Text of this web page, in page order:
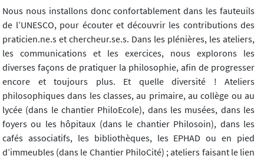
Nous nous installons donc confortablement dans les fauteuils
de l’UNESCO, pour écouter et découvrir les contributions des
praticien.ne.s et chercheur.se.s. Dans les plénières, les ateliers,
les communications et les exercices, nous explorons les
diverses façons de pratiquer la philosophie, afin de progresser
encore et toujours plus. Et quelle diversité ! Ateliers
philosophiques dans les classes, au primaire, au collège ou au
lycée (dans le chantier PhiloEcole), dans les musées, dans les
foyers ou les hôpitaux (dans le chantier Philosoin), dans les
cafés associatifs, les bibliothèques, les EPHAD ou en pied
d’immeubles (dans le Chantier PhiloCité) ; ateliers faisant le lien